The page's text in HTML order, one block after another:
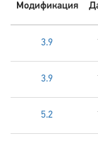
Модификация
3.9
3.9
5.2